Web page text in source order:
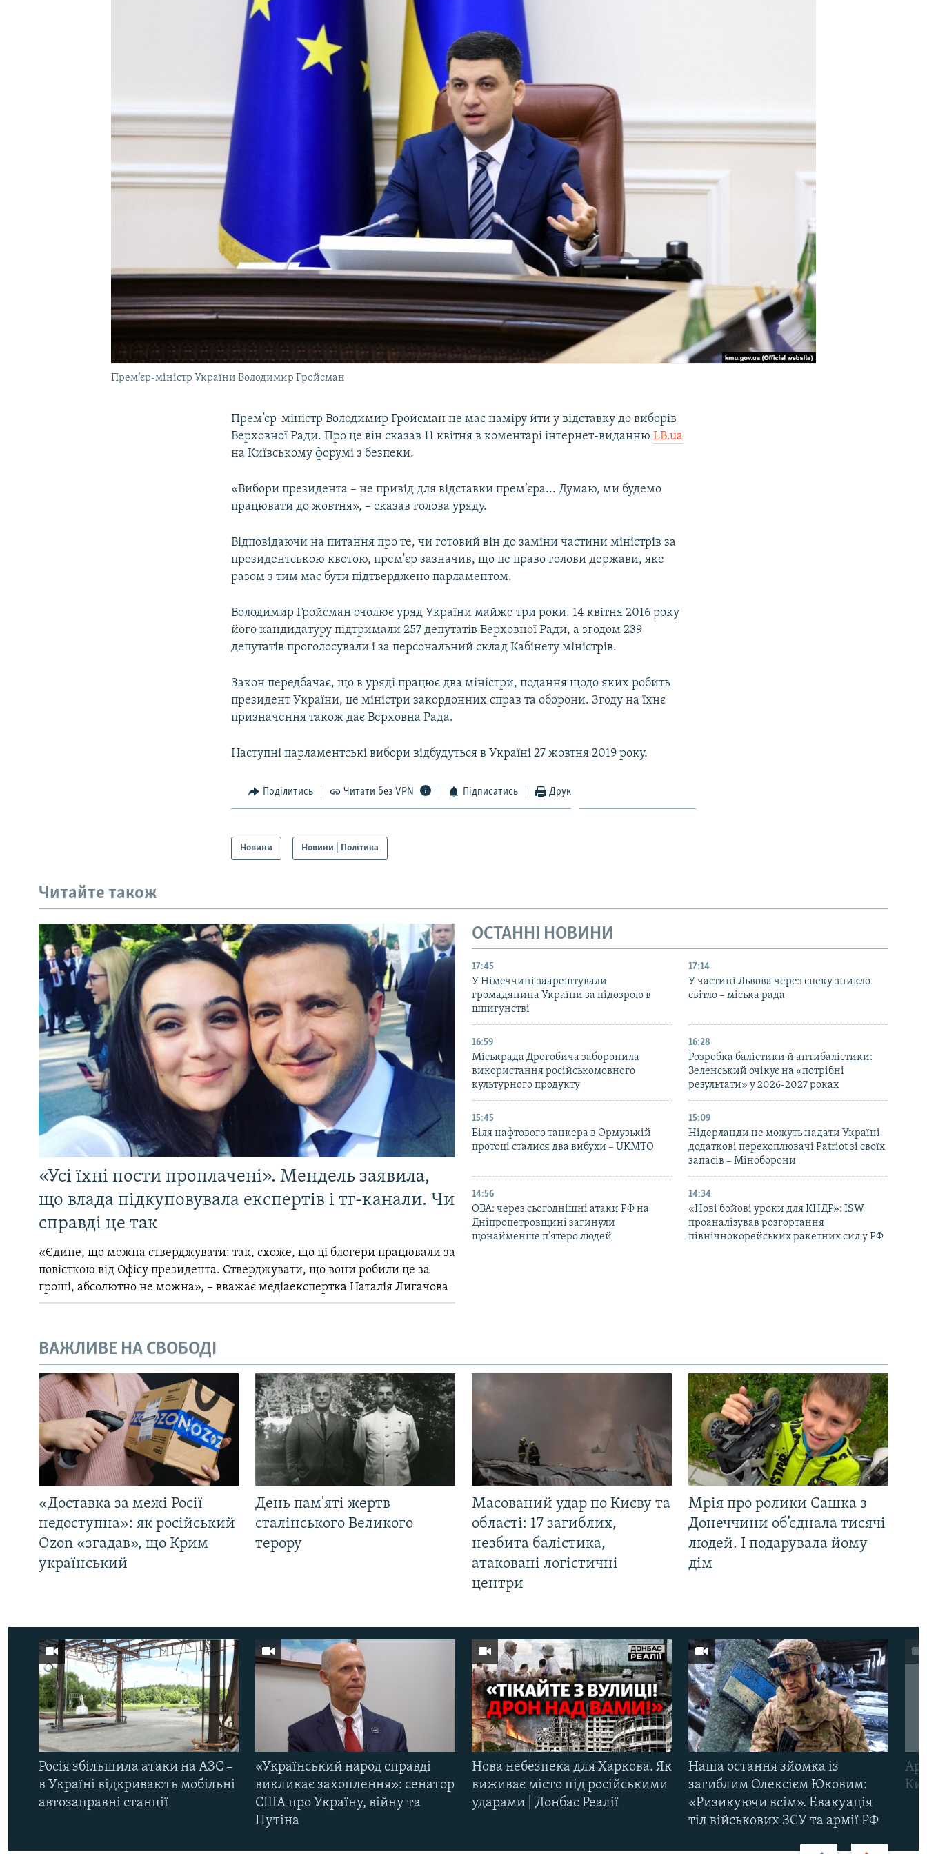
Прем’єр-міністр України Володимир Гройсман
Прем’єр-міністр Володимир Гройсман не має наміру йти у відставку до виборів
Верховної Ради. Про це він сказав 11 квітня в коментарі інтернет-виданнюLB.ua
на Київському форумі з безпеки.
«Вибори президента – не привід для відставки прем’єра... Думаю, ми будемо
працювати до жовтня», – сказав голова уряду.
Відповідаючи на питання про те, чи готовий він до заміни частини міністрів за
президентською квотою, прем'єр зазначив, що це право голови держави, яке
разом з тим має бути підтверджено парламентом.
Володимир Гройсман очолює уряд України майже три роки. 14 квітня 2016 року
його кандидатуру підтримали 257 депутатів Верховної Ради, а згодом 239
депутатів проголосували і за персональний склад Кабінету міністрів.
Закон передбачає, що в уряді працює два міністри, подання щодо яких робить
президент України, це міністри закордонних справ та оборони. Згоду на їхнє
призначення також дає Верховна Рада.
Наступні парламентські вибори відбудуться в Україні 27 жовтня 2019 року.
Поділитись Читати без VPN Підписатись Друк
Новини Новини | Політика
Читайте також
«Усі їхні пости проплачені». Мендель заявила,
що влада підкуповувала експертів і тг-канали. Чи
справді це так
«Єдине, що можна стверджувати: так, схоже, що ці блогери працювали за
повісткою від Офісу президента. Стверджувати, що вони робили це за
гроші, абсолютно не можна», – вважає медіаекспертка Наталія Лигачова
ОСТАННІ НОВИНИ
17:45
У Німеччині заарештували
громадянина України за підозрою в
шпигунстві
17:14
У частині Львова через спеку зникло
світло – міська рада
16:59
Міськрада Дрогобича заборонила
використання російськомовного
культурного продукту
16:28
Розробка балістики й антибалістики:
Зеленський очікує на «потрібні
результати» у 2026-2027 роках
15:45
Біля нафтового танкера в Ормузькій
протоці сталися два вибухи – UKMTO
15:09
Нідерланди не можуть надати Україні
додаткові перехоплювачі Patriot зі своїх
запасів – Міноборони
14:56
ОВА: через сьогоднішні атаки РФ на
Дніпропетровщині загинули
щонайменше п’ятеро людей
14:34
«Нові бойові уроки для КНДР»: ISW
проаналізував розгортання
північнокорейських ракетних сил у РФ
ВАЖЛИВЕ НА СВОБОДІ
«Доставка за межі Росії
недоступна»: як російський
Ozon «згадав», що Крим
український
День пам'яті жертв
сталінського Великого
терору
Масований удар по Києву та
області: 17 загиблих,
незбита балістика,
атаковані логістичні
центри
Мрія про ролики Сашка з
Донеччини об’єднала тисячі
людей. І подарувала йому
дім
Росія збільшила атаки на АЗС –
в Україні відкривають мобільні
автозаправні станції
«Український народ справді
викликає захоплення»: сенатор
США про Україну, війну та
Путіна
Нова небезпека для Харкова. Як
виживає місто під російськими
ударами | Донбас Реалії
Наша остання зйомка із
загиблим Олексієм Юковим:
«Ризикуючи всім». Евакуація
тіл військових ЗСУ та армії РФ